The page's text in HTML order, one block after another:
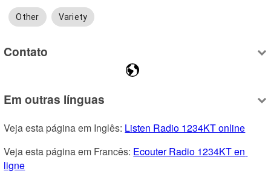
Other Variety
Contato
Em outras línguas
Veja esta página em Inglês: Listen Radio 1234KT online
Veja esta página em Francês: Ecouter Radio 1234KT en
ligne